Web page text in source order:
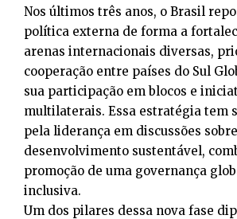
Nos últimos três anos, o Brasil
política externa de forma a
arenas internacionais diversas,
cooperação entre países do Sul
sua participação em blocos e
multilaterais. Essa estratégia tem
pela liderança em discussões sobre
desenvolvimento sustentável,
promoção de uma governança
inclusiva.
Um dos pilares dessa nova fase